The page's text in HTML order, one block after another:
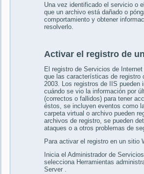
Una vez identificado el servicio o
que un archivo está dañado o
comportamiento y obtener
resolverlo.
Activar el registro de
El registro de Servicios de
que las características de registro
2003. Los registros de IIS
cuándo se vio la información por
(correctos o fallidos) para tener
éstos, se incluyen eventos como
carpeta virtual o archivo pueden
archivos de registro, se pueden
ataques o a otros problemas de
Para activar el registro en un sitio
Inicia el Administrador de
selecciona Herramientas
Server .